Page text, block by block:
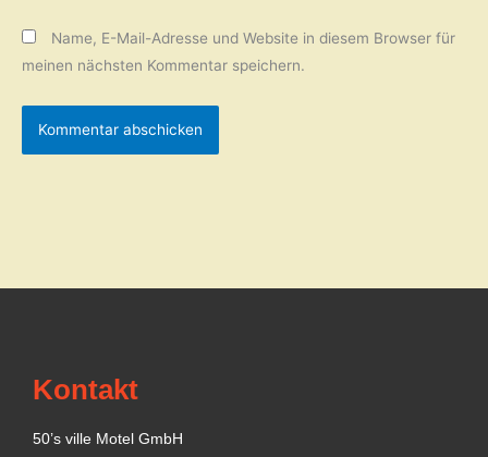
Name, E-Mail-Adresse und Website in diesem Browser für
meinen nächsten Kommentar speichern.
Kontakt
50’s ville Motel GmbH